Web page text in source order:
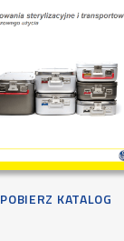
POBIERZ KATALOG